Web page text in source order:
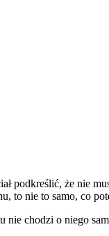
podkreślić, że nie
to nie to samo, co
nie chodzi o niego